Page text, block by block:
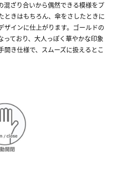
混ざり合いから偶然できる模様をプ
ときはもちろん、傘をさしたときに
ザインに仕上がります。ゴールドの
っており、大人っぽく華やかな印象
き仕様で、スムーズに扱えるとこ